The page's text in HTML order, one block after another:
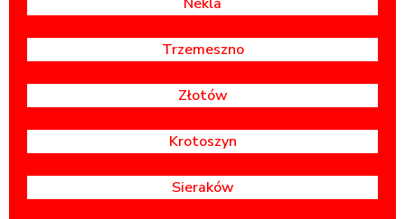
Trzemeszno
Złotów
Krotoszyn
Sieraków